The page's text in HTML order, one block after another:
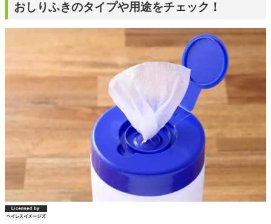
おしりふきのタイプや用途をチェック！